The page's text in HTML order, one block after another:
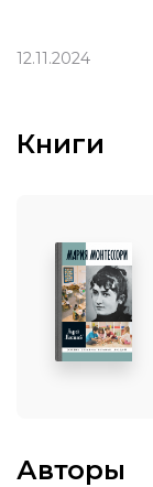
12.11.2024
Книги
Авторы